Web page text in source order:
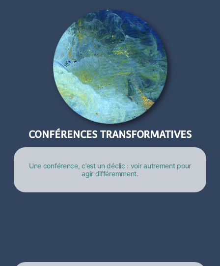
CONFÉRENCES TRANSFORMATIVES
Une conférence, c’est un déclic : voir autrement pour
agir différemment.